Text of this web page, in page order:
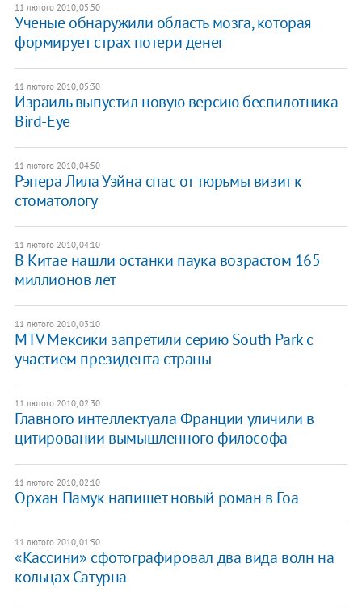
11 лютого 2010, 05:50
Ученые обнаружили область мозга, которая
формирует страх потери денег
11 лютого 2010, 05:30
Израиль выпустил новую версию беспилотника
Bird-Eye
11 лютого 2010, 04:50
Рэпера Лила Уэйна спас от тюрьмы визит к
стоматологу
11 лютого 2010, 04:10
В Китае нашли останки паука возрастом 165
миллионов лет
11 лютого 2010, 03:10
MTV Мексики запретили серию South Park с
участием президента страны
11 лютого 2010, 02:30
Главного интеллектуала Франции уличили в
цитировании вымышленного философа
11 лютого 2010, 02:10
Орхан Памук напишет новый роман в Гоа
11 лютого 2010, 01:50
«Кассини» сфотографировал два вида волн на
кольцах Сатурна